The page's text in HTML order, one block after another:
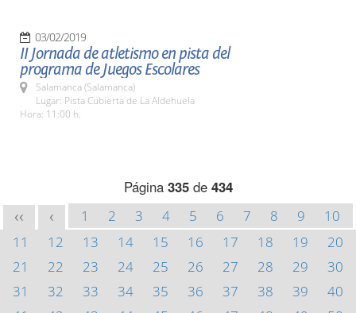
03/02/2019
II Jornada de atletismo en pista del
programa de Juegos Escolares
Salamanca (Salamanca)
Lugar: Pista Cubierta de La Aldehuela
Hora: 11:00 h.
Página 335de 434
<< < 1 2 3 4 5 6 7 8 9
10
11
12 13 14 15 16 17 18 19
20
21
22 23 24 25 26 27 28 29
30
31
32 33 34 35 36 37 38 39
40